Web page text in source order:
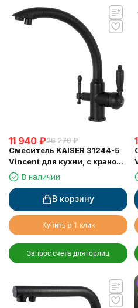
11 940 ₽26 270 ₽
Смеситель KAISER 31244-5
Vincent для кухни, с краном
для питьевой воды, черный
металлик
В наличии
В корзину
Купить в 1 клик
Запрос счета для юрлиц